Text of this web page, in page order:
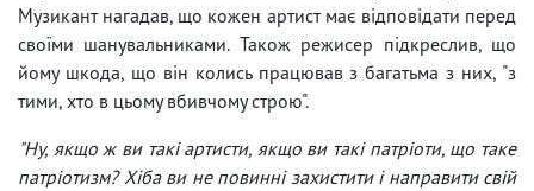
Музикант нагадав, що кожен артист має відповідати перед
своїми шанувальниками. Також режисер підкреслив, що
йому шкода, що він колись працював з багатьма з них, "з
тими, хто в цьому вбивчому строю".
"Ну, якщо ж ви такі артисти, якщо ви такі патріоти, що таке
патріотизм? Хіба ви не повинні захистити і направити свій